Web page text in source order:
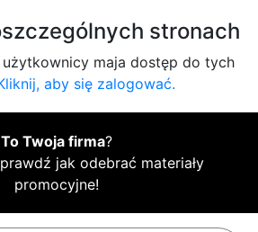
stronach
maja dostęp do tych
aby się zalogować.
To Twoja firma?
jak odebrać materiały
promocyjne!